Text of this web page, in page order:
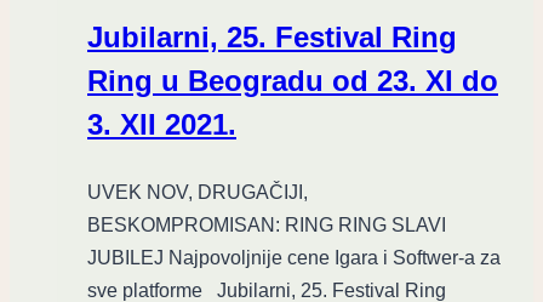
Jubilarni, 25. Festival Ring
Ring u Beogradu od 23. XI do
3. XII 2021.
UVEK NOV, DRUGAČIJI,
BESKOMPROMISAN: RING RING SLAVI
JUBILEJ Najpovoljnije cene Igara i Softwer-a za
sve platforme Jubilarni, 25. Festival Ring